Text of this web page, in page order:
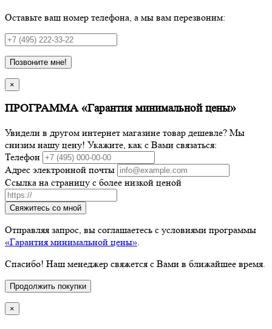
Оставьте ваш номер телефона, а мы вам перезвоним:
Позвоните мне!
×
ПРОГРАММА «Гарантия минимальной цены»
Увидели в другом интернет магазине товар дешевле? Мы
снизим нашу цену! Укажите, как с Вами связаться:
Телефон
Адрес электронной почты
Ссылка на страницу с более низкой ценой
Свяжитесь со мной
Отправляя запрос, вы соглашаетесь с условиями программы
«Гарантия минимальной цены».
Спасибо! Наш менеджер свяжется с Вами в ближайшее время.
Продолжить покупки
×